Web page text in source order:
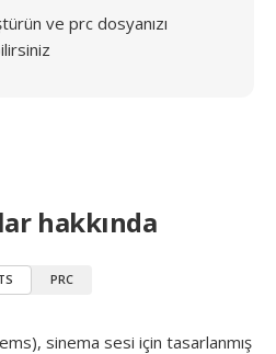
ve prc dosyanızı
hakkında
PRC
sinema sesi için tasarlanmış